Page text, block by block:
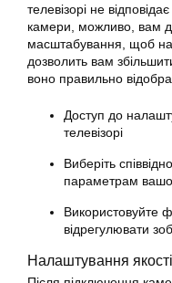
телевізорі не
камери, можливо, вам
масштабування, щоб
дозволить вам
воно правильно
Доступ до
телевізорі
Виберіть
параметрам
Використовуйте
відрегулювати
Налаштування